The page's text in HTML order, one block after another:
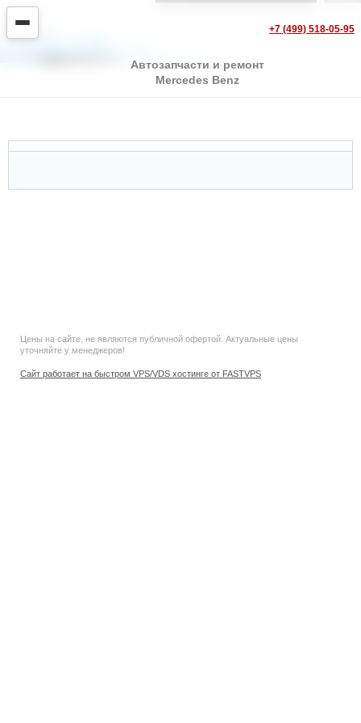
+7 (499) 518-05-95
Автозапчасти и ремонт
Mercedes Benz
Цены на сайте, не являются публичной офертой. Актуальные цены
уточняйте у менеджеров!
Сайт работает на быстром VPS/VDS хостинге от FASTVPS